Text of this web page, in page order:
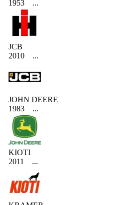
1953 ...
JCB
2010
...
JOHN DEERE
1983
...
KIOTI
2011
...